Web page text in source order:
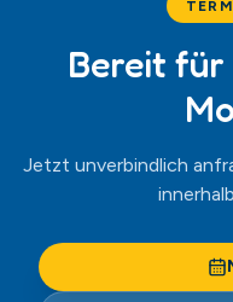
✓ Antwort innerhalb 24